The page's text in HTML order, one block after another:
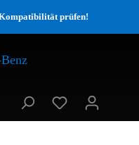
prüfen!